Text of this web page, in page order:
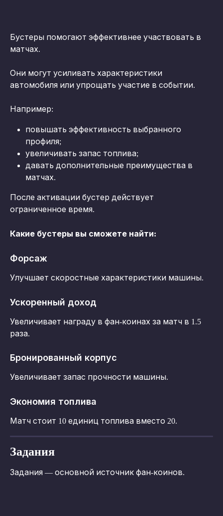
Бустеры помогают эффективнее участвовать в
матчах.
Они могут усиливать характеристики
автомобиля или упрощать участие в событии.
Например:
повышать эффективность выбранного
профиля;
увеличивать запас топлива;
давать дополнительные преимущества в
матчах.
После активации бустер действует
ограниченное время.
Какие бустеры вы сможете найти:
Форсаж
Улучшает скоростные характеристики машины.
Ускоренный доход
Увеличивает награду в фан-коинах за матч в 1.5
раза.
Бронированный корпус
Увеличивает запас прочности машины.
Экономия топлива
Матч стоит 10 единиц топлива вместо 20.
Задания
Задания — основной источник фан-коинов.